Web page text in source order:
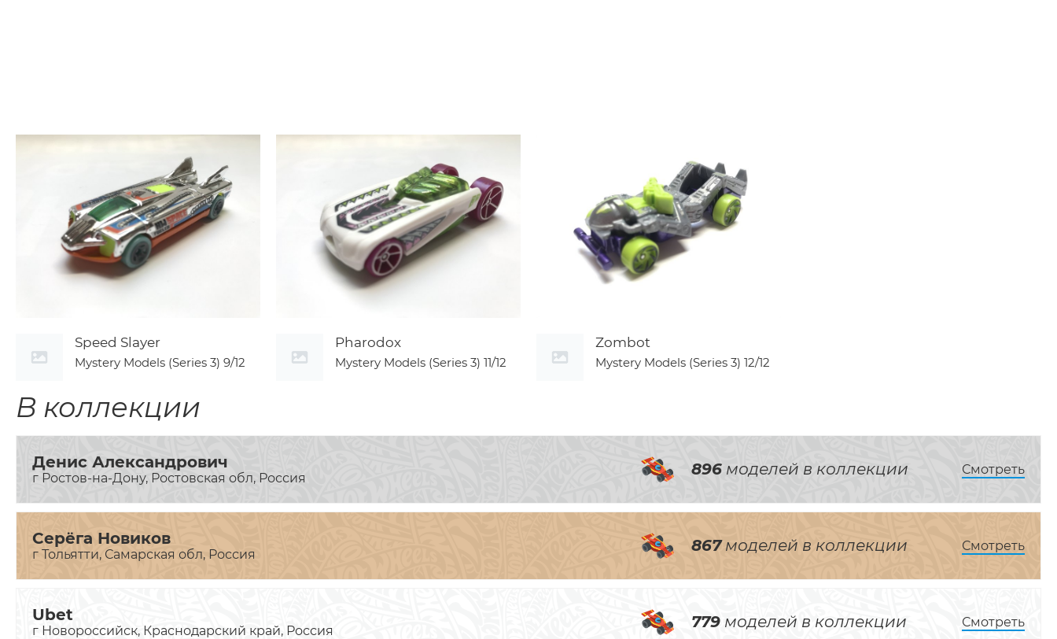
Speed Slayer
Mystery Models (Series 3) 9/12
Pharodox
Mystery Models (Series 3) 11/12
Zombot
Mystery Models (Series 3) 12/12
В коллекции
Денис Александрович
г Ростов-на-Дону, Ростовская обл, Россия 896 моделей в коллекции Смотреть
Серёга Новиков
г Тольятти, Самарская обл, Россия 867моделей в коллекции Смотреть
Ubet
г Новороссийск, Краснодарский край, Россия 779 моделей в коллекции Смотреть